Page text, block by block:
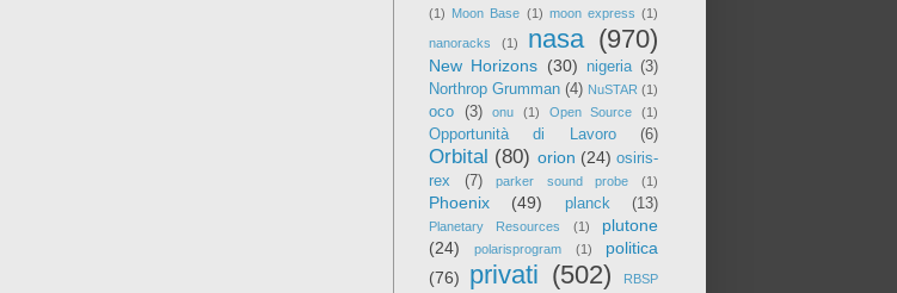
(1) Moon Base (1) moon express (1)
nanoracks (1) nasa (970)
New Horizons (30) nigeria (3)
Northrop Grumman (4) NuSTAR (1)
oco (3) onu (1) Open Source (1)
Opportunità di Lavoro (6)
Orbital (80) orion (24) osiris-
rex
(7) parker sound probe (1)
Phoenix (49) planck (13)
Planetary Resources (1)
plutone
(24)
polarisprogram (1)
politica
(76)
privati (502)
RBSP